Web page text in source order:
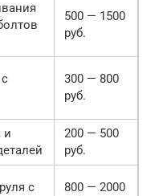
500 — 1500
руб.
300 — 800
руб.
и
200 — 500
руб.
с
800 — 2000